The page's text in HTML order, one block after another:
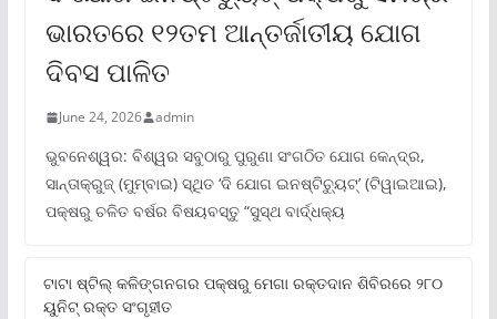
ଭାରତରେ ୧୨ତମ ଆନ୍ତର୍ଜାତୀୟ ଯୋଗ
ଦିବସ ପାଳିତ
June 24, 2026 admin
ଭୁବନେଶ୍ୱର: ବିଶ୍ୱର ସବୁଠାରୁ ପୁରୁଣା ସଂଗଠିତ ଯୋଗ କେନ୍ଦ୍ର,
ସାନ୍ତାକ୍ରୁଜ୍ (ମୁମ୍ବାଇ) ସ୍ଥିତ ‘ଦି ଯୋଗ ଇନଷ୍ଟିଚ୍ୟୁଟ୍‌’ (ଟିୱାଇଆଇ),
ପକ୍ଷରୁ ଚଳିତ ବର୍ଷର ବିଷୟବସ୍ତୁ “ସୁସ୍ଥ ବାର୍ଦ୍ଧକ୍ୟ
ଟାଟା ଷ୍ଟିଲ୍‌ କଳିଙ୍ଗନଗର ପକ୍ଷରୁ ମେଗା ରକ୍ତଦାନ ଶିବିରରେ ୨୮୦
ୟୁନିଟ୍‌ ରକ୍ତ ସଂଗୃହୀତ